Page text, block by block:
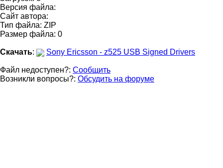
Версия файла:
Сайт автора:
Тип файла: ZIP
Размер файла: 0
Скачать: Sony Ericsson - z525 USB Signed Drivers
Файл недоступен?: Сообщить
Возникли вопросы?: Обсудить на форуме